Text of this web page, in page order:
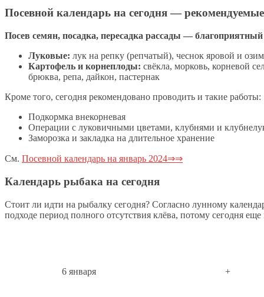
Посевной календарь на сегодня —
Посев семян, посадка, пересадка рассады — благоприятный
Луковые: лук на репку (репчатый), чеснок яровой и
Картофель и корнеплоды: свёкла, морковь, корневой
брюква, репа, дайкон, пастернак
Кроме того, сегодня рекомендовано проводить и такие работы:
Подкормка внекорневая
Операции с луковичными цветами, клубнями и
Заморозка и закладка на длительное хранение
См. Посевной календарь на январь 2024⇒⇒
Календарь рыбака на сегодня
Стоит ли идти на рыбалку сегодня? Согласно лунному
подходе период полного отсутствия клёва, потому сегодня
6 января +